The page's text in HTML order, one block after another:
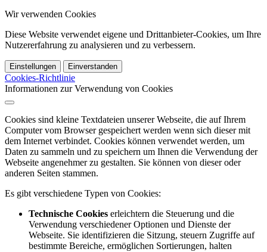
Wir verwenden Cookies
Diese Website verwendet eigene und Drittanbieter-Cookies, um Ihre
Nutzererfahrung zu analysieren und zu verbessern.
Einstellungen Einverstanden
Cookies-Richtlinie
Informationen zur Verwendung von Cookies
Cookies sind kleine Textdateien unserer Webseite, die auf Ihrem
Computer vom Browser gespeichert werden wenn sich dieser mit
dem Internet verbindet. Cookies können verwendet werden, um
Daten zu sammeln und zu speichern um Ihnen die Verwendung der
Webseite angenehmer zu gestalten. Sie können von dieser oder
anderen Seiten stammen.
Es gibt verschiedene Typen von Cookies:
Technische Cookies erleichtern die Steuerung und die
Verwendung verschiedener Optionen und Dienste der
Webseite. Sie identifizieren die Sitzung, steuern Zugriffe auf
bestimmte Bereiche, ermöglichen Sortierungen, halten